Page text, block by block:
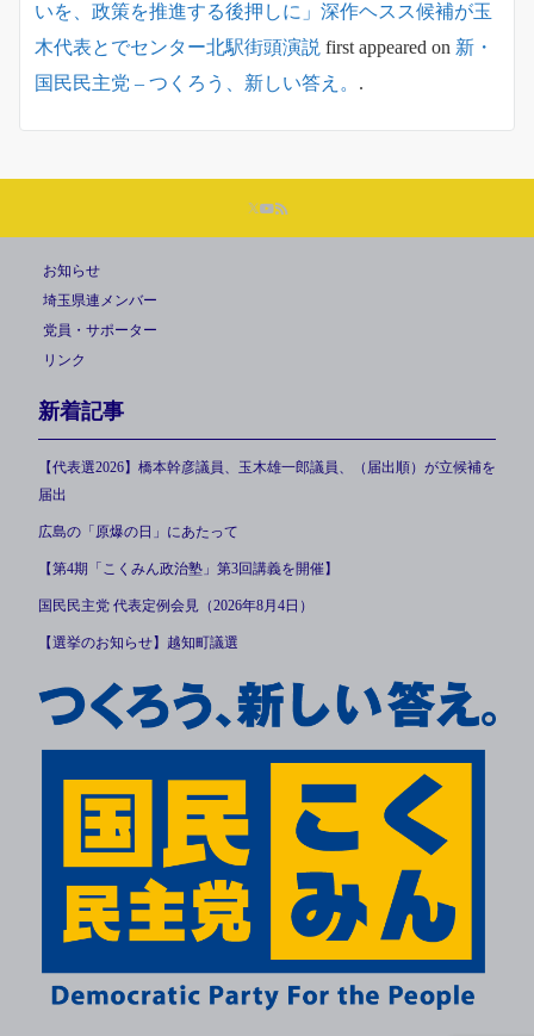
いを、政策を推進する後押しに」深作ヘスス候補が玉
木代表とでセンター北駅街頭演説 first appeared on 新・
国民民主党 – つくろう、新しい答え。 .
お知らせ
埼玉県連メンバー
党員・サポーター
リンク
新着記事
【代表選2026】橋本幹彦議員、玉木雄一郎議員、（届出順）が立候補を
届出
広島の「原爆の日」にあたって
【第4期「こくみん政治塾」第3回講義を開催】
国民民主党 代表定例会見（2026年8月4日）
【選挙のお知らせ】越知町議選